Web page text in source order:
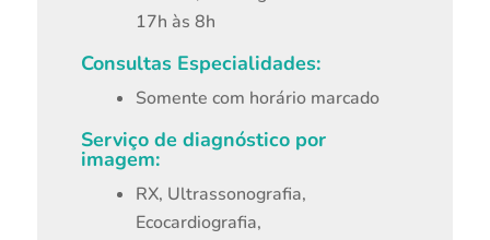
17h às 8h
Consultas Especialidades:
Somente com horário marcado
Serviço de diagnóstico por
imagem:
RX, Ultrassonografia,
Ecocardiografia,